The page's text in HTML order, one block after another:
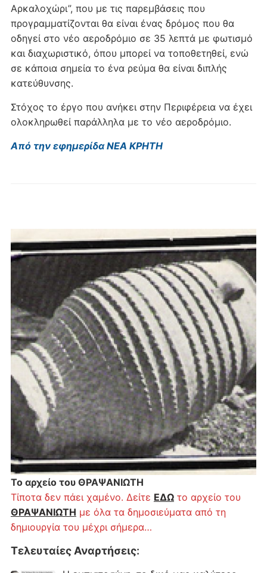
Το αρχείο του ΘΡΑΨΑΝΙΩΤΗ
Τίποτα δεν πάει χαμένο. Δείτε ΕΔΩτο αρχείο του
ΘΡΑΨΑΝΙΩΤΗ με όλα τα δημοσιεύματα από τη
δημιουργία του μέχρι σήμερα…
Τελευταίες Αναρτήσεις:
Αρκαλοχώρι”, που με τις παρεμβάσεις που
προγραμματίζονται θα είναι ένας δρόμος που θα
οδηγεί στο νέο αεροδρόμιο σε 35 λεπτά με φωτισμό
και διαχωριστικό, όπου μπορεί να τοποθετηθεί, ενώ
σε κάποια σημεία το ένα ρεύμα θα είναι διπλής
κατεύθυνσης.
Στόχος το έργο που ανήκει στην Περιφέρεια να έχει
ολοκληρωθεί παράλληλα με το νέο αεροδρόμιο.
Από την εφημερίδα ΝΕΑ ΚΡΗΤΗ